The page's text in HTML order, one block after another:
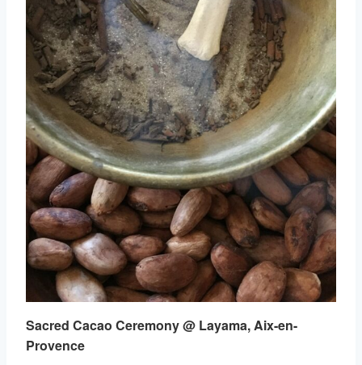
Sacred Cacao Ceremony @ Layama, Aix-en-
Provence